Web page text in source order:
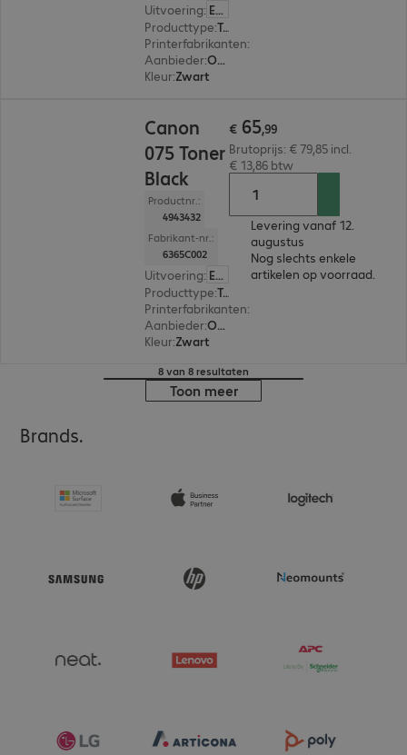
Uitvoering: Europa
Producttype: Toner
Printerfabrikanten:
Aanbieder:
Origineel
Kleur:Zwart
Canon
075 Toner
Black
Productnr.:
4943432
Fabrikant-nr.:
6365C002
Uitvoering: Europa
Producttype: Toner
Printerfabrikanten:
Aanbieder:
Origineel
Kleur:Zwart
€ 65,99
Brutoprijs: € 79,85 incl.
€ 13,86 btw
Levering vanaf 12.
augustus
Nog slechts enkele
artikelen op voorraad.
8 van 8 resultaten
Toon meer
Brands.